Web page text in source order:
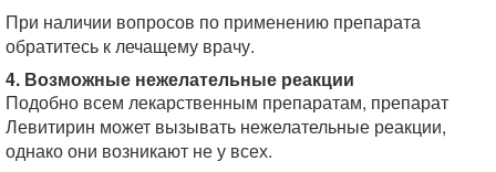
При наличии вопросов по применению препарата
обратитесь к лечащему врачу.
4. Возможные нежелательные реакции
Подобно всем лекарственным препаратам, препарат
Левитирин может вызывать нежелательные реакции,
однако они возникают не у всех.